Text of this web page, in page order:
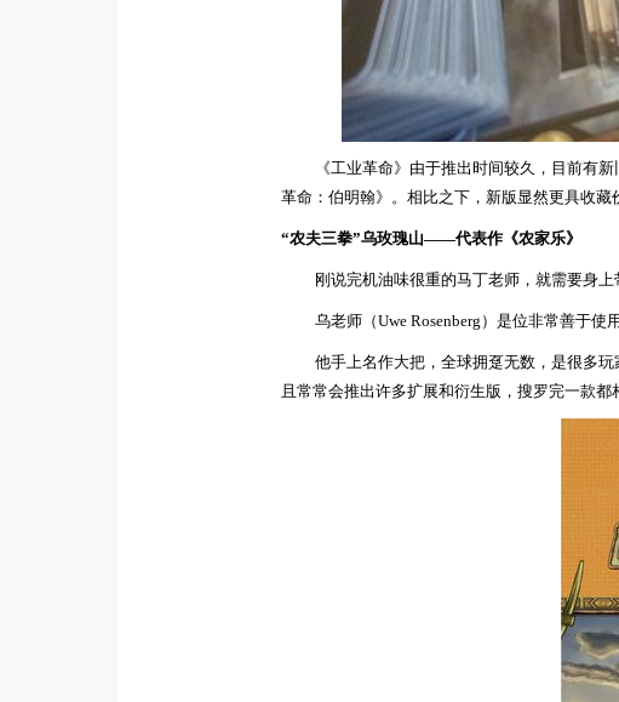
《工业革命》由于推出时间较久，目前有
革命：伯明翰》。相比之下，新版显然更具收
“农夫三拳”乌玫瑰山——代表作《农家乐》
刚说完机油味很重的马丁老师，就需要身
乌老师（Uwe Rosenberg）是位非常善于使
他手上名作大把，全球拥趸无数，是很多
且常常会推出许多扩展和衍生版，搜罗完一款都